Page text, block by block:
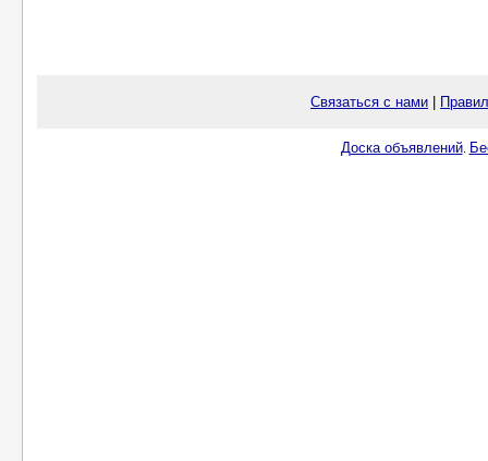
Связаться с нами
Доска объявлений.